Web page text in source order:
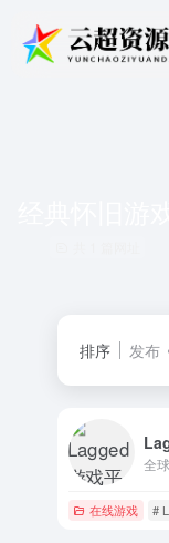
排序 发布
在线游戏 #